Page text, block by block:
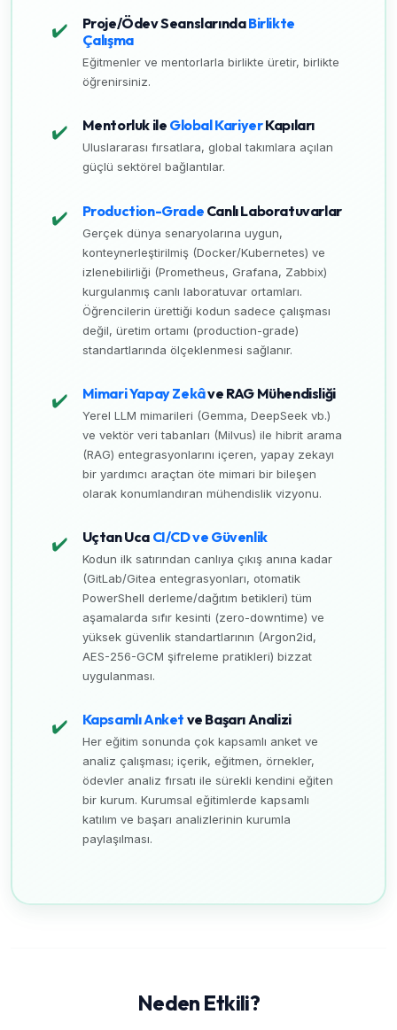
✔️ Proje/Ödev SeanslarındaBirlikte
Çalışma
Eğitmenler ve mentorlarla birlikte üretir, birlikte
öğrenirsiniz.
✔️ Mentorluk ile Global KariyerKapıları
Uluslararası fırsatlara, global takımlara açılan
güçlü sektörel bağlantılar.
✔️ Production-Grade Canlı Laboratuvarlar
Gerçek dünya senaryolarına uygun,
konteynerleştirilmiş (Docker/Kubernetes) ve
izlenebilirliği (Prometheus, Grafana, Zabbix)
kurgulanmış canlı laboratuvar ortamları.
Öğrencilerin ürettiği kodun sadece çalışması
değil, üretim ortamı (production-grade)
standartlarında ölçeklenmesi sağlanır.
✔️ Mimari Yapay Zekâve RAG Mühendisliği
Yerel LLM mimarileri (Gemma, DeepSeek vb.)
ve vektör veri tabanları (Milvus) ile hibrit arama
(RAG) entegrasyonlarını içeren, yapay zekayı
bir yardımcı araçtan öte mimari bir bileşen
olarak konumlandıran mühendislik vizyonu.
✔️ Uçtan Uca CI/CD ve Güvenlik
Kodun ilk satırından canlıya çıkış anına kadar
(GitLab/Gitea entegrasyonları, otomatik
PowerShell derleme/dağıtım betikleri) tüm
aşamalarda sıfır kesinti (zero-downtime) ve
yüksek güvenlik standartlarının (Argon2id,
AES-256-GCM şifreleme pratikleri) bizzat
uygulanması.
✔️ Kapsamlı Anket ve Başarı Analizi
Her eğitim sonunda çok kapsamlı anket ve
analiz çalışması; içerik, eğitmen, örnekler,
ödevler analiz fırsatı ile sürekli kendini eğiten
bir kurum. Kurumsal eğitimlerde kapsamlı
katılım ve başarı analizlerinin kurumla
paylaşılması.
Neden Etkili?